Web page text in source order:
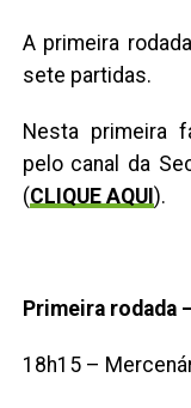
A primeira
sete partidas.
Nesta primeira
pelo canal da
(CLIQUE AQUI ).
Primeira rodada
18h15 –